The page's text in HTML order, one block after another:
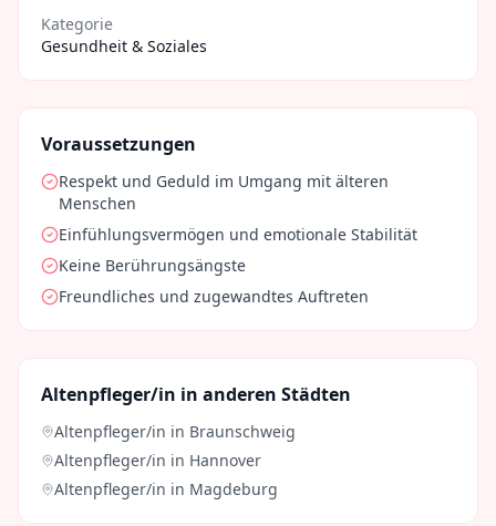
Kategorie
Gesundheit & Soziales
Voraussetzungen
Respekt und Geduld im Umgang mit älteren
Menschen
Einfühlungsvermögen und emotionale Stabilität
Keine Berührungsängste
Freundliches und zugewandtes Auftreten
Altenpfleger/in in anderen Städten
Altenpfleger/in in Braunschweig
Altenpfleger/in in Hannover
Altenpfleger/in in Magdeburg